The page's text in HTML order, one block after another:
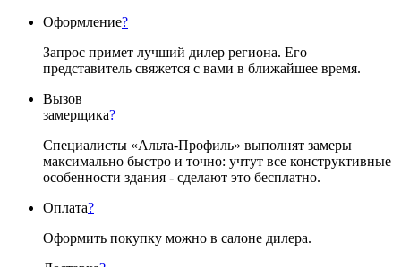
Оформление?
Запрос примет лучший дилер региона. Его
представитель свяжется с вами в ближайшее время.
Вызов
замерщика?
Специалисты «Альта-Профиль» выполнят замеры
максимально быстро и точно: учтут все конструктивные
особенности здания - сделают это бесплатно.
Оплата?
Оформить покупку можно в салоне дилера.